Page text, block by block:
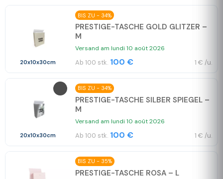
20x10x30cm
BIS ZU - 34%
PRESTIGE-TASCHE GOLD GLITZER –
M
Versand am lundi 10 août 2026
Ab 100 stk. 100 € 1 € /u.
20x10x30cm
BIS ZU - 34%
PRESTIGE-TASCHE SILBER SPIEGEL –
M
Versand am lundi 10 août 2026
Ab 100 stk. 100 € 1 € /u.
BIS ZU - 35%
PRESTIGE-TASCHE ROSA – L